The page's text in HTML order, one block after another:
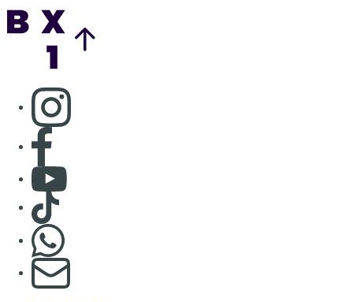
Consulter page Instagram
Consulter page Facebook
Consulter Youtube
Consulter TikTok
S'abonner à notre newsletter